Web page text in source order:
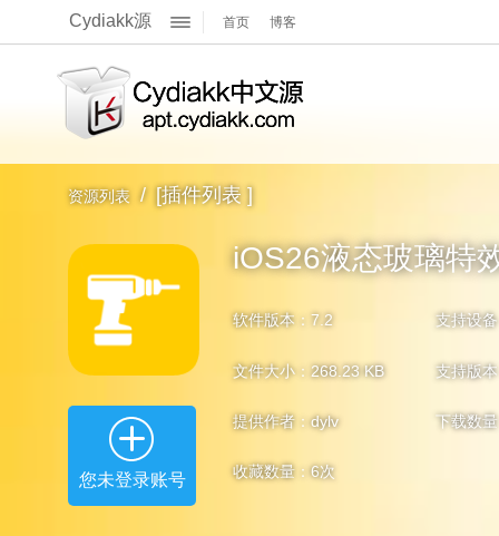
Cydiakk源
关于我们
官方Q群
官方博客
首页 博客
资源列表 / [插件列表 ]
您未登录账号
iOS26液态玻璃特
软件版本：7.2 支持设
文件大小：268.23 KB 支持版
提供作者：dylv 下载数
收藏数量： 6次